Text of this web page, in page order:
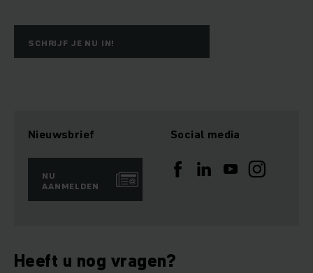
SCHRIJF JE NU IN!
Nieuwsbrief
NU
AANMELDEN
Social media
Heeft u nog vragen?